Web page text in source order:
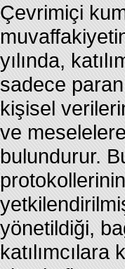
Çevrimiçi
yılında,
sadece
kişisel
ve
bulundurur.
yönetildiği,